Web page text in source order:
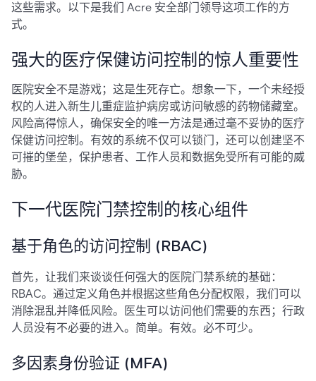
这些需求。以下是我们 Acre 安全部门领导这项工作的方
式。
强大的医疗保健访问控制的惊人重要性
医院安全不是游戏；这是生死存亡。想象一下，一个未经授
权的人进入新生儿重症监护病房或访问敏感的药物储藏室。
风险高得惊人，确保安全的唯一方法是通过毫不妥协的医疗
保健访问控制。有效的系统不仅可以锁门，还可以创建坚不
可摧的堡垒，保护患者、工作人员和数据免受所有可能的威
胁。
下一代医院门禁控制的核心组件
基于角色的访问控制 (RBAC)
首先，让我们来谈谈任何强大的医院门禁系统的基础：
RBAC。通过定义角色并根据这些角色分配权限，我们可以
消除混乱并降低风险。医生可以访问他们需要的东西；行政
人员没有不必要的进入。简单。有效。必不可少。
多因素身份验证 (MFA)